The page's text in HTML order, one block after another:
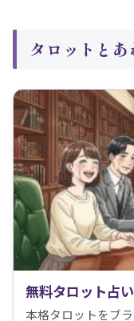
タロットと
無料タロット占い
本格タロットをブ